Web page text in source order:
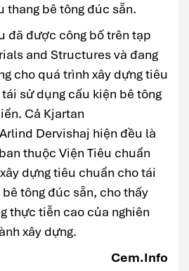
thang bê tông đúc sẵn.
đã được công bố trên tạp
and Structures và đang
cho quá trình xây dựng tiêu
sử dụng cấu kiện bê tông
Cả Kjartan
Dervishaj hiện đều là
thuộc Viện Tiêu chuẩn
dựng tiêu chuẩn cho tái
tông đúc sẵn, cho thấy
thực tiễn cao của nghiên
xây dựng.
Cem.Info